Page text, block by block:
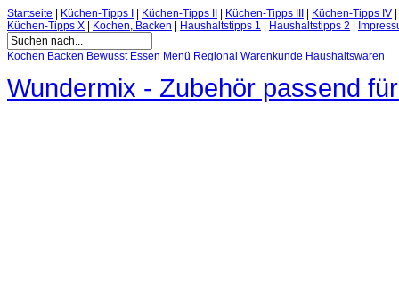
Startseite Küchen-Tipps I Küchen-Tipps II Küchen-Tipps III Küchen-Tipps IV
Küchen-Tipps X
Kochen, Backen Haushaltstipps 1 Haushaltstipps 2
Kochen Backen Bewusst Essen Menü Regional Warenkunde Haushaltswaren
Wundermix - Zubehör passend